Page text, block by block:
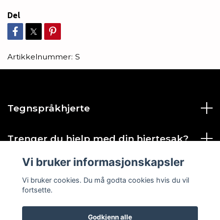
Del
Artikkelnummer: S
Tegnspråkhjerte
Trenger du hjelp med din hjertesak?
Sosiale medier
Vi bruker informasjonskapsler
Vi bruker cookies. Du må godta cookies hvis du vil
fortsette.
Godkjenn alle